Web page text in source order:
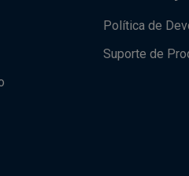
Política de
Suporte de